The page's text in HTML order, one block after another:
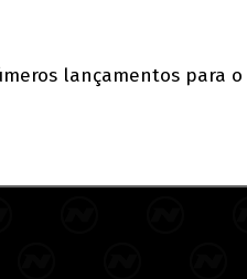
lançamentos para o